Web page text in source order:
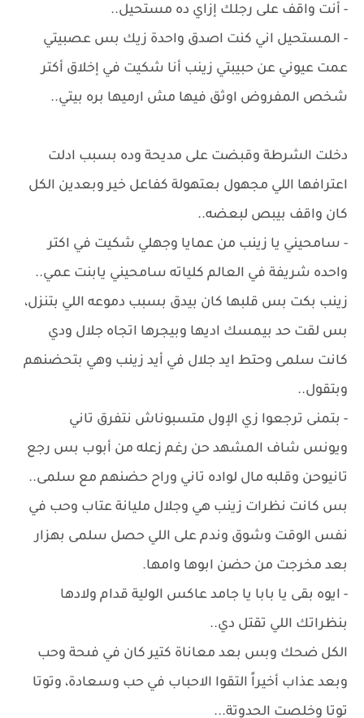
- أنت واقف على رجلك إزاي ده مستحيل..
- المستحيل اني كنت اصدق واحدة زيك بس عصبيتي
عمت عيوني عن حبيبتي زينب أنا شكيت في إخلاق أكتر
شخص المفروض اوثق فيها مش ارميها بره بيتي..
دخلت الشرطة وقبضت على مديحة وده بسبب ادلت
اعترافها اللي مجهول بعتهولة كفاعل خير وبعدين الكل
كان واقف بيبص لبعضه..
- سامحيني يا زينب من عمايا وجهلي شكيت في اكتر
واحده شريفة في العالم كلياته سامحيني يابنت عمي..
زينب بكت بس قلبها كان بيدق بسبب دموعه اللي بتنزل،
بس لقت حد بيمسك اديها وبيجرها اتجاه جلال ودي
كانت سلمى وحتط ايد جلال في أيد زينب وهي بتحضنهم
وبتقول..
- بتمنى ترجعوا زي الإول متسبوناش نتفرق تاني
ويونس شاف المشهد حن رغم زعله من أبوب بس رجع
تانيوحن وقلبه مال لواده تاني وراح حضنهم مع سلمى..
بس كانت نظرات زينب هي وجلال مليانة عتاب وحب في
نفس الوقت وشوق وندم على اللي حصل سلمى بهزار
بعد مخرجت من حضن ابوها وامها.
- ايوه بقى يا بابا يا جامد عاكس الولية قدام ولادها
بنظراتك اللي تقتل دي..
الكل ضحك وبس بعد معاناة كتير كان في فىحة وحب
وبعد عذاب أخيراً التقوا الاحباب في حب وسعادة، وتوتا
توتا وخلصت الحدوتة...